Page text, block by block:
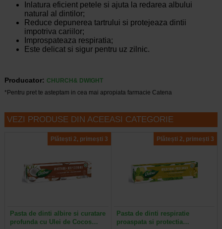
Inlatura eficient petele si ajuta la redarea albului
natural al dintilor;
Reduce depunerea tartrului si protejeaza dintii
impotriva cariilor;
Improspateaza respiratia;
Este delicat si sigur pentru uz zilnic.
Producator: CHURCH& DWIGHT
*Pentru pret te asteptam in cea mai apropiata farmacie Catena
VEZI PRODUSE DIN ACEEASI CATEGORIE
Plătești 2, primești 3
Pasta de dinti albire si curatare
profunda cu Ulei de Cocos…
Plătești 2, primești 3
Pasta de dinti respiratie
proaspata si protectia…